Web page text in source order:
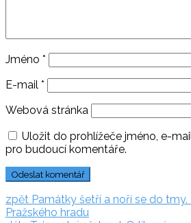
Jméno *
E-mail *
Webová stránka
Uložit do prohlížeče jméno, e-
pro budoucí komentáře.
Navigace
zpět zpět:
Památky šetří a noří se do tmy.
Pražského hradu